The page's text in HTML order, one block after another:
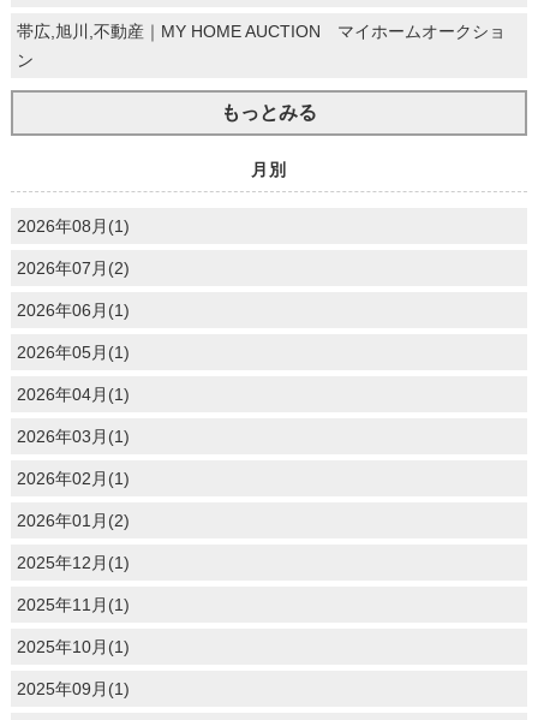
帯広,旭川,不動産｜MY HOME AUCTION マイホームオークショ
ン
もっとみる
月別
2026年08月(1)
2026年07月(2)
2026年06月(1)
2026年05月(1)
2026年04月(1)
2026年03月(1)
2026年02月(1)
2026年01月(2)
2025年12月(1)
2025年11月(1)
2025年10月(1)
2025年09月(1)